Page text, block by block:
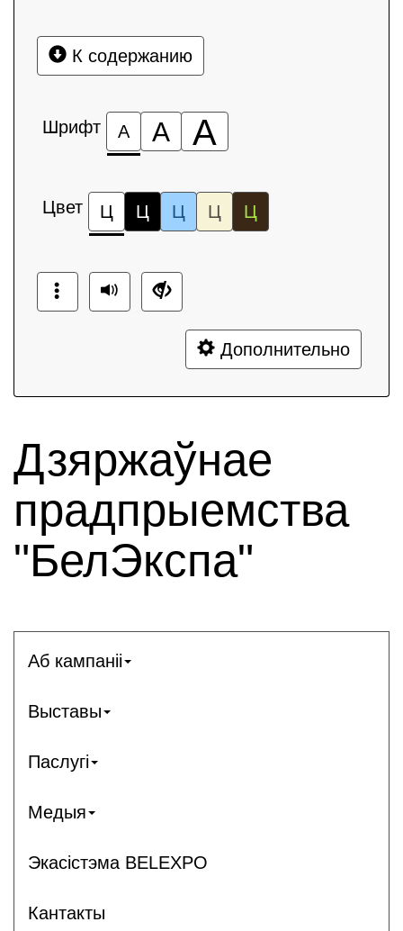
К содержанию
Шрифт А А А
Цвет Ц Ц Ц Ц Ц
Дополнительно
Дзяржаўнае
прадпрыемства
"БелЭкспа"
Аб кампаніі
Выставы
Паслугі
Медыя
Экасістэма BELEXPO
Кантакты